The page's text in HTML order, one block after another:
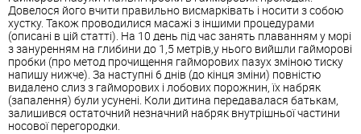
Довелося його вчити правильно висмарківать і носити з собою
хустку. Також проводилися масажі з іншими процедурами
(описані в цій статті). На 10 день під час занять плаванням у морі
з зануренням на глибини до 1,5 метрів,у нього вийшли гайморові
пробки (про метод прочищення гайморових пазух зміною тиску
напишу нижче). За наступні 6 днів (до кінця зміни) повністю
видалено слиз з гайморових і лобових порожнин, їх набряк
(запалення) були усунені. Коли дитина передавалася батькам,
залишився остаточний незначний набряк внутрішньої частини
носової перегородки.